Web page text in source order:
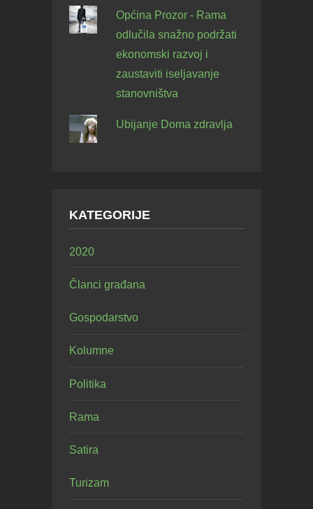
Općina Prozor - Rama
odlučila snažno podržati
ekonomski razvoj i
zaustaviti iseljavanje
stanovništva
Ubijanje Doma zdravlja
KATEGORIJE
2020
Članci građana
Gospodarstvo
Kolumne
Politika
Rama
Satira
Turizam